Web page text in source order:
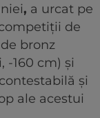
, a urcat pe
de
bronz
-160 cm) și
și
ale acestui